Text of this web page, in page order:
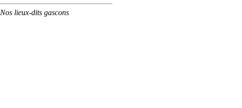
Nos lieux-dits gascons